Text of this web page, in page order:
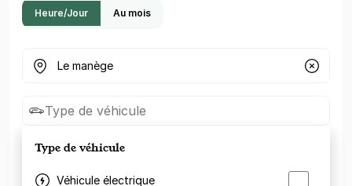
Heure/Jour Au mois
Où cherchez-vous un parking ?
Type de véhicule
Type de véhicule
Véhicule électrique